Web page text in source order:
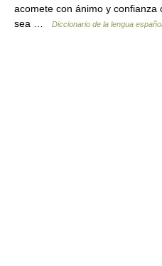
acomete con ánimo y
sea …
Diccionario de la lengua